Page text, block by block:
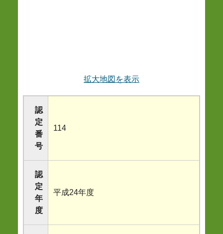
拡大地図を表示
認
定
番
号
114
認
定
年
度
平成24年度